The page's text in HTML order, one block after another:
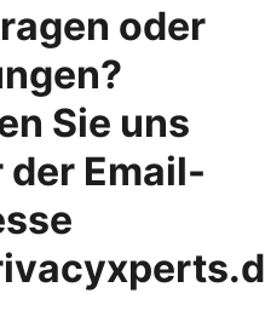
oder
Sie uns
Email-